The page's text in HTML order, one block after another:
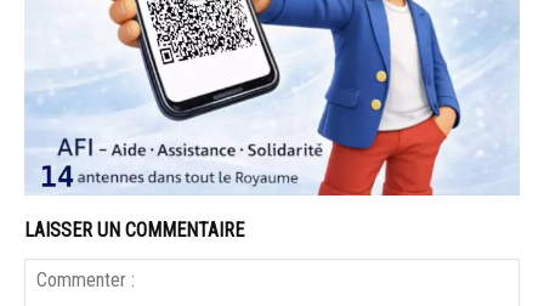
LAISSER UN COMMENTAIRE